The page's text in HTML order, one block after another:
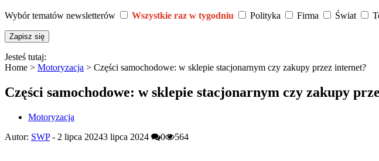
Wybór tematów newsletterów Wszystkie raz w tygodniu Polityka Firma Świat
Jesteś tutaj:
Home > Motoryzacja > Części samochodowe: w sklepie stacjonarnym czy zakupy przez internet?
Części samochodowe: w sklepie stacjonarnym czy zakupy
Motoryzacja
Autor: SWP- 2 lipca 20243 lipca 2024 0 564